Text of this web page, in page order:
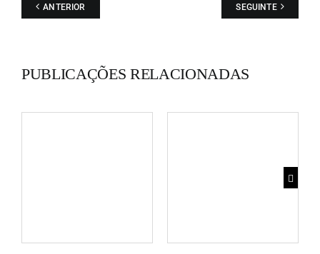
ANTERIOR SEGUINTE
PUBLICAÇÕES RELACIONADAS